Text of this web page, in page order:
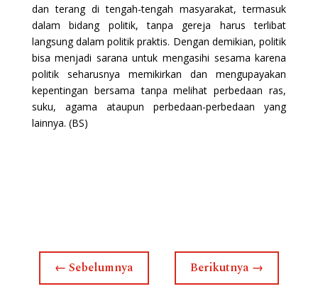
dan terang di tengah-tengah masyarakat, termasuk
dalam bidang politik, tanpa gereja harus terlibat
langsung dalam politik praktis. Dengan demikian, politik
bisa menjadi sarana untuk mengasihi sesama karena
politik seharusnya memikirkan dan mengupayakan
kepentingan bersama tanpa melihat perbedaan ras,
suku, agama ataupun perbedaan-perbedaan yang
lainnya. (BS)
← Sebelumnya Berikutnya →